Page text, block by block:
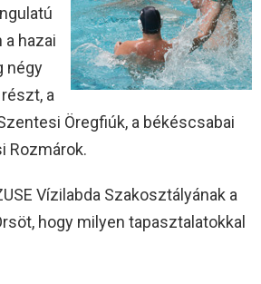
hazai
négy
a
Öregfiúk, a békéscsabai
Rozmárok.
Vízilabda Szakosztályának a
hogy milyen tapasztalatokkal